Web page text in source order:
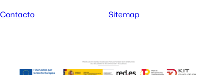
Contacto Sitemap